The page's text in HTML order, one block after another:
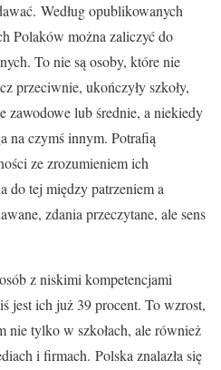
Według opublikowanych
Polaków można zaliczyć do
To nie są osoby, które nie
przeciwnie, ukończyły szkoły,
zawodowe lub średnie, a niekiedy
na czymś innym. Potrafią
ze zrozumieniem ich
do tej między patrzeniem a
zdania przeczytane, ale sens
z niskimi kompetencjami
jest ich już 39 procent. To wzrost,
nie tylko w szkołach, ale również
i firmach. Polska znalazła się